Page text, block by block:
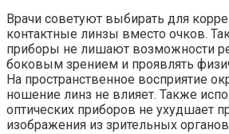
Врачи советуют выбирать для
контактные линзы вместо очков.
приборы не лишают возможности
боковым зрением и проявлять
На пространственное восприятие
ношение линз не влияет. Также
оптических приборов не ухудшает
изображения из зрительных